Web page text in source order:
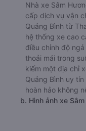
Nhà xe Sâm
cấp dịch vụ vận
Quảng Bình từ
hệ thống xe cao
điều chỉnh độ
thoải mái trong
kiếm một địa chỉ
Quảng Bình uy
hoàn hảo không
b. Hình ảnh xe